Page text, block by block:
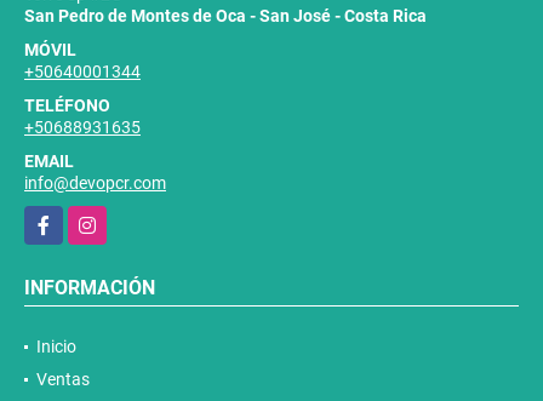
San Pedro de Montes de Oca - San José - Costa Rica
MÓVIL
+50640001344
TELÉFONO
+50688931635
EMAIL
info@devopcr.com
FacebookInstagram
INFORMACIÓN
Inicio
Ventas